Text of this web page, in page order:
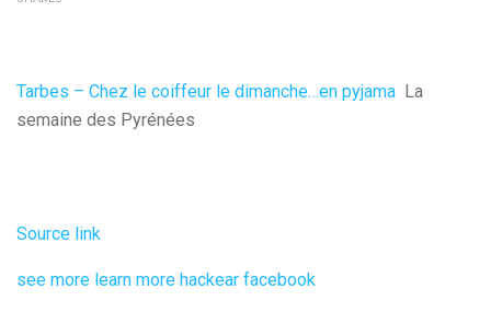
Tarbes – Chez le coiffeur le dimanche…en pyjama La
semaine des Pyrénées
Source link
see more learn more hackear facebook